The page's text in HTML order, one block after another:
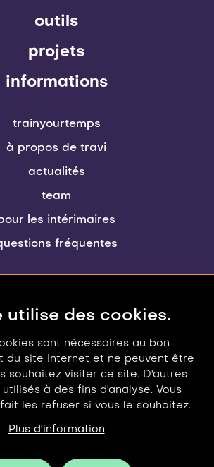
outils
projets
informations
trainyourtemps
à propos de travi
actualités
team
les intérimaires
fréquentes
t 02 423 21 92
contact
utilise des cookies.
sont nécessaires au bon
du site Internet et ne peuvent être
souhaitez visiter ce site. D'autres
à des fins d'analyse. Vous
les refuser si vous le souhaitez.
Plus d'information